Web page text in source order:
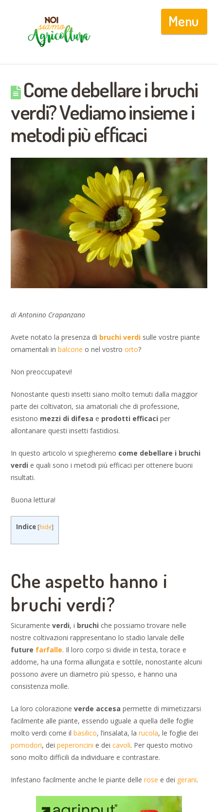
Come debellare i bruchi
verdi? Vediamo insieme i
metodi più efficaci
di Antonino Crapanzano
Avete notato la presenza di bruchi verdi sulle vostre piante
ornamentali inbalcone o nel vostroorto?
Non preoccupatevi!
Nonostante questi insetti siano molto temuti dalla maggior
parte dei coltivatori, sia amatoriali che di professione,
esistono mezzi di difesa e prodotti efficaci per
allontanare questi insetti fastidiosi.
In questo articolo vi spiegheremo come debellare i bruchi
verdi e quali sono i metodi più efficaci per ottenere buoni
risultati.
Buona lettura!
Indice [hide]
Che aspetto hanno i
bruchi verdi?
Sicuramenteverdi, i bruchi che possiamo trovare nelle
nostre coltivazioni rappresentano lo stadio larvale delle
future farfalle. Il loro corpo si divide in testa, torace e
addome, ha una forma allungata e sottile, nonostante alcuni
possono avere un diametro più spesso, e hanno una
consistenza molle.
La loro colorazioneverde accesapermette di mimetizzarsi
facilmente alle piante, essendo uguale a quella delle foglie
molto verdi come ilbasilico, l’insalata, larucola, le foglie dei
pomodori, deipeperoncini e deicavoli. Per questo motivo
sono molto difficili da individuare e contrastare.
Infestano facilmente anche le piante dellerose e dei gerani.